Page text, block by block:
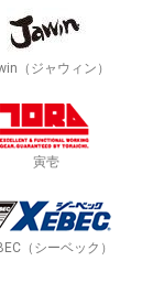
（ジャウィン）
寅壱
（シーベック）